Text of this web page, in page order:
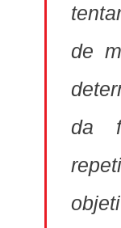
de
da